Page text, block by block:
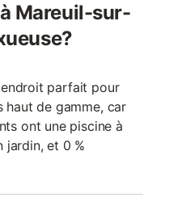
Mareuil-sur-
parfait pour
haut de gamme, car
ont une piscine à
jardin, et 0 %